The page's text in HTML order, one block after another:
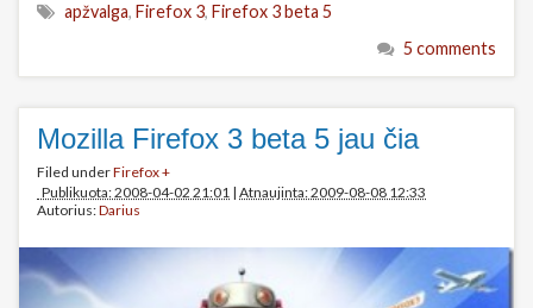
apžvalga, Firefox 3, Firefox 3 beta 5
5 comments
Mozilla Firefox 3 beta 5 jau čia
Filed underFirefox +
Publikuota: 2008-04-02 21:01 | Atnaujinta: 2009-08-08 12:33
Autorius:Darius